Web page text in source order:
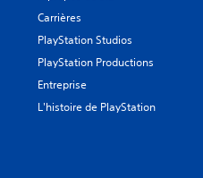
Carrières
PlayStation Studios
PlayStation Productions
Entreprise
L'histoire de PlayStation